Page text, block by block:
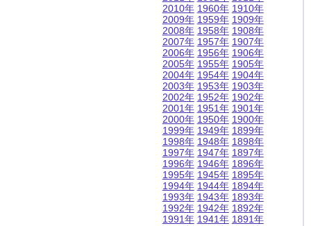
2010年
2009年
2008年
2007年
2006年
2005年
2004年
2003年
2002年
2001年
2000年
1999年
1998年
1997年
1996年
1995年
1994年
1993年
1992年
1991年
1960年
1959年
1958年
1957年
1956年
1955年
1954年
1953年
1952年
1951年
1950年
1949年
1948年
1947年
1946年
1945年
1944年
1943年
1942年
1941年
1910年
1909年
1908年
1907年
1906年
1905年
1904年
1903年
1902年
1901年
1900年
1899年
1898年
1897年
1896年
1895年
1894年
1893年
1892年
1891年